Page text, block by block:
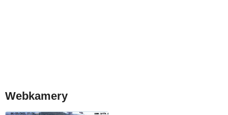
Webkamery